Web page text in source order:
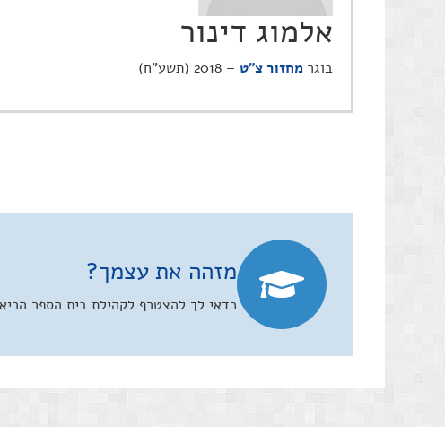
אלמוג דינור
בוגר מחזור צ"ט – 2018 (תשע"ח)
מזהה את עצמך?
כדאי לך להצטרף לקהילת בית הספר